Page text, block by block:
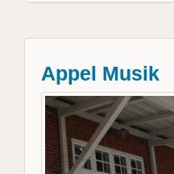
Appel Musik